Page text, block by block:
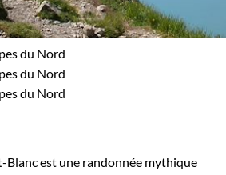
est une randonnée mythique